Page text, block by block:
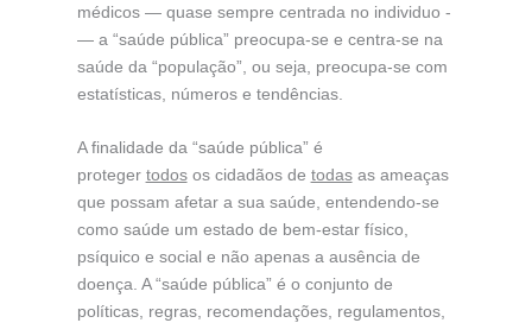
médicos — quase sempre centrada no individuo ­
— a “saúde pública” preocupa-se e centra-se na
saúde da “população”, ou seja, preocupa-se com
estatísticas, números e tendências.
A finalidade da “saúde pública” é
proteger todosos cidadãos de todasas ameaças
que possam afetar a sua saúde, entendendo-se
como saúde um estado de bem-estar físico,
psíquico e social e não apenas a ausência de
doença. A “saúde pública” é o conjunto de
políticas, regras, recomendações, regulamentos,